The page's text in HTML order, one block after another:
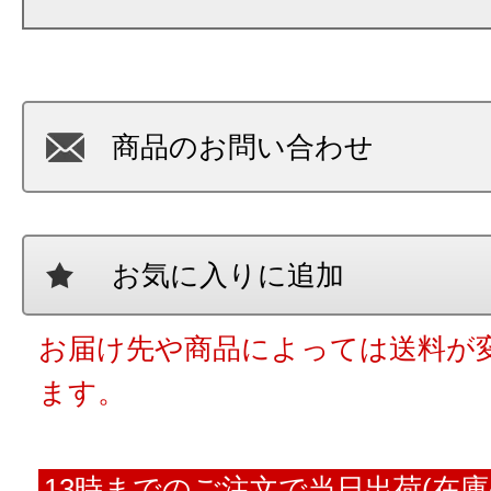
商品のお問い合わせ
お気に入りに追加
お届け先や商品によっては送料が
ます。